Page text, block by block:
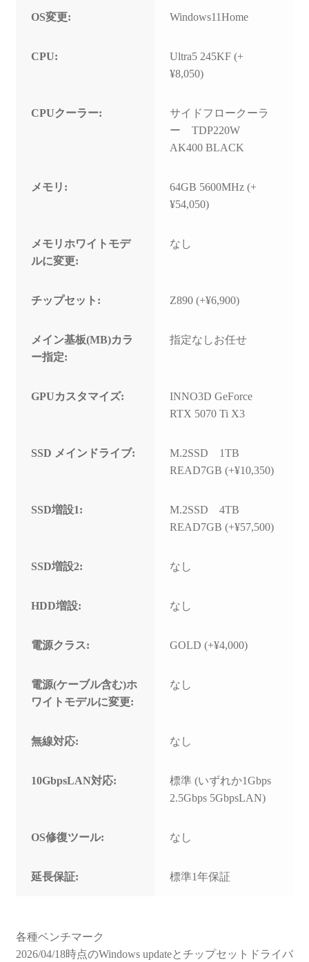
OS変更: Windows11Home
CPU:
Ultra5 245KF (+
¥8,050)
CPUクーラー:
サイドフロークーラ
ー TDP220W
AK400 BLACK
メモリ:
64GB 5600MHz (+
¥54,050)
メモリホワイトモデ
ルに変更:
なし
チップセット: Z890 (+¥6,900)
メイン基板(MB)カラ
ー指定:
指定なしお任せ
GPUカスタマイズ:
INNO3D GeForce
RTX 5070 Ti X3
SSD メインドライブ:
M.2SSD 1TB
READ7GB (+¥10,350)
SSD増設1:
M.2SSD 4TB
READ7GB (+¥57,500)
SSD増設2: なし
HDD増設: なし
電源クラス: GOLD (+¥4,000)
電源(ケーブル含む)ホ
ワイトモデルに変更:
なし
無線対応: なし
10GbpsLAN対応:
標準 (いずれか1Gbps
2.5Gbps 5GbpsLAN)
OS修復ツール: なし
延長保証: 標準1年保証
各種ベンチマーク
2026/04/18時点のWindows updateとチップセットドライバ